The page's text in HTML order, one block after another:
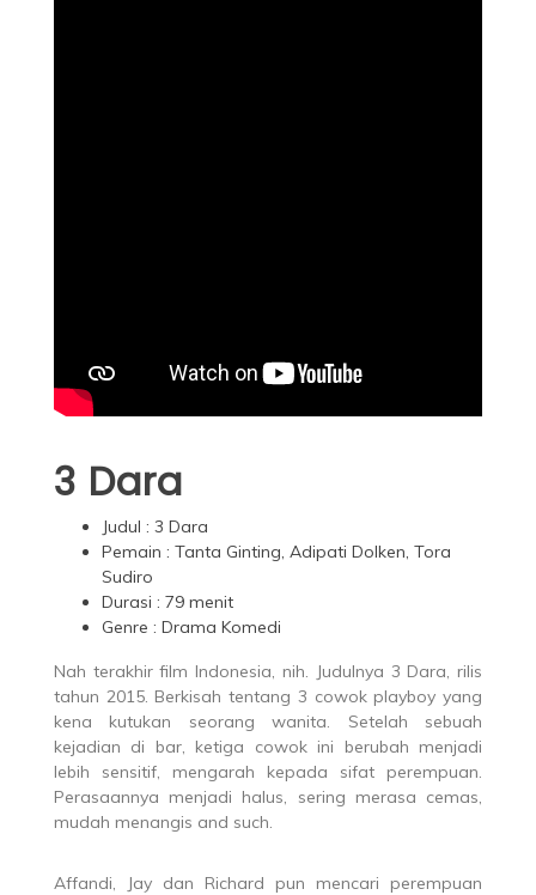
3 Dara
Judul : 3 Dara
Pemain : Tanta Ginting, Adipati Dolken, Tora
Sudiro
Durasi : 79 menit
Genre : Drama Komedi
Nah terakhir film Indonesia, nih. Judulnya 3 Dara, rilis
tahun 2015. Berkisah tentang 3 cowok playboy yang
kena kutukan seorang wanita. Setelah sebuah
kejadian di bar, ketiga cowok ini berubah menjadi
lebih sensitif, mengarah kepada sifat perempuan.
Perasaannya menjadi halus, sering merasa cemas,
mudah menangis and such.
Affandi, Jay dan Richard pun mencari perempuan